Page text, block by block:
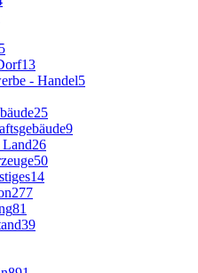
13
- Handel5
25
9
26
50
14
277
81
39